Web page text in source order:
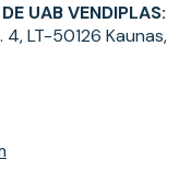
UAB VENDIPLAS:
4, LT-50126 Kaunas,